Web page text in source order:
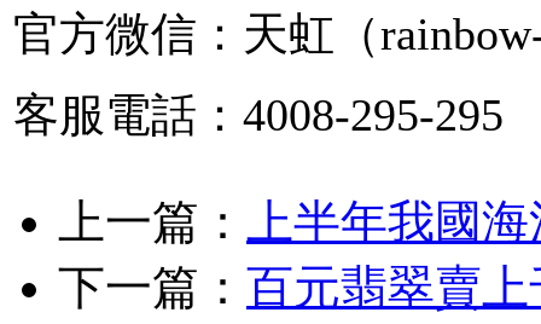
官方微信：天虹（
客服電話：4008-295-295
上一篇：
上半年我國
下一篇： 百元翡翠賣